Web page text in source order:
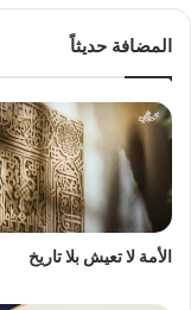
المضافة حديثاً
الأمة لا تعيش بلا تاريخ